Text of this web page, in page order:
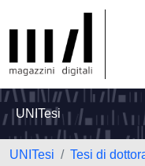
UNITesi
UNITesi
Tesi di